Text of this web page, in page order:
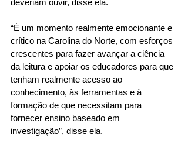
deveriam ouvir, disse ela.
“É um momento realmente emocionante e
crítico na Carolina do Norte, com esforços
crescentes para fazer avançar a ciência
da leitura e apoiar os educadores para que
tenham realmente acesso ao
conhecimento, às ferramentas e à
formação de que necessitam para
fornecer ensino baseado em
investigação”, disse ela.